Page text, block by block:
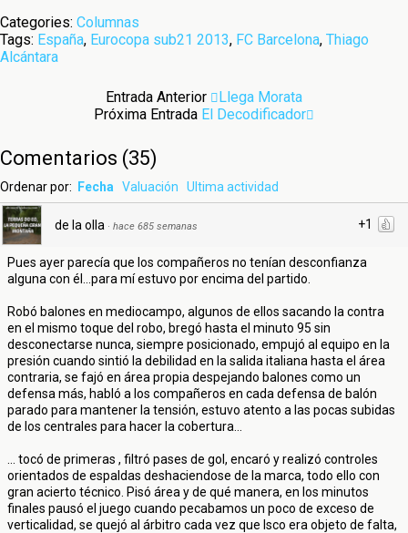
Categories: Columnas
Tags: España, Eurocopa sub21 2013, FC Barcelona, Thiago
Alcántara
Entrada Anterior
Llega Morata
Próxima Entrada El Decodificador
Comentarios (35)
Ordenar por: Fecha Valuación Ultima actividad
+1
de la olla · hace 685 semanas
Pues ayer parecía que los compañeros no tenían desconfianza
alguna con él...para mí estuvo por encima del partido.
Robó balones en mediocampo, algunos de ellos sacando la contra
en el mismo toque del robo, bregó hasta el minuto 95 sin
desconectarse nunca, siempre posicionado, empujó al equipo en la
presión cuando sintió la debilidad en la salida italiana hasta el área
contraria, se fajó en área propia despejando balones como un
defensa más, habló a los compañeros en cada defensa de balón
parado para mantener la tensión, estuvo atento a las pocas subidas
de los centrales para hacer la cobertura...
... tocó de primeras , filtró pases de gol, encaró y realizó controles
orientados de espaldas deshaciendose de la marca, todo ello con
gran acierto técnico. Pisó área y de qué manera, en los minutos
finales pausó el juego cuando pecabamos un poco de exceso de
verticalidad, se quejó al árbitro cada vez que Isco era objeto de falta,